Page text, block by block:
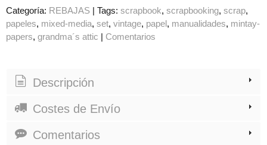
Categoría: REBAJAS | Tags: scrapbook scrapbooking scrap
papeles mixed-media set vintage papel manualidades mintay-
papers grandma´s attic | Comentarios
Descripción
Costes de Envío
Comentarios